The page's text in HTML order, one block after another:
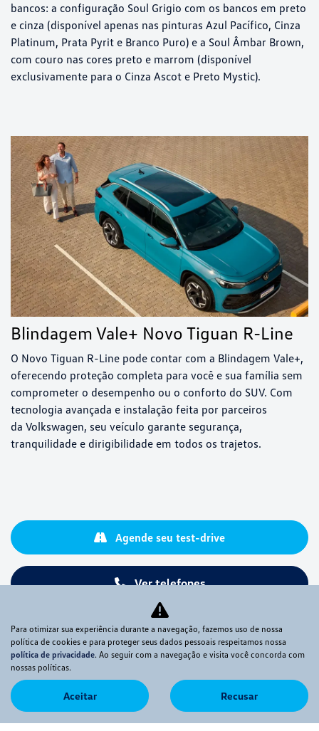
bancos: a configuração Soul Grigio com os bancos em preto
e cinza (disponível apenas nas pinturas Azul Pacífico, Cinza
Platinum, Prata Pyrit e Branco Puro) e a Soul Âmbar Brown,
com couro nas cores preto e marrom (disponível
exclusivamente para o Cinza Ascot e Preto Mystic).
Blindagem Vale+ Novo Tiguan R-Line
O Novo Tiguan R-Line pode contar com a Blindagem Vale+,
oferecendo proteção completa para você e sua família sem
comprometer o desempenho ou o conforto do SUV. Com
tecnologia avançada e instalação feita por parceiros
da Volkswagen, seu veículo garante segurança,
tranquilidade e dirigibilidade em todos os trajetos.
Ver telefones
Agende seu test-drive
Para otimizar sua experiência durante a navegação, fazemos uso de nossa
política de cookies e para proteger seus dados pessoais respeitamos nossa
política de privacidade. Ao seguir com a navegação e visita você concorda com
nossas políticas.
Aceitar Recusar